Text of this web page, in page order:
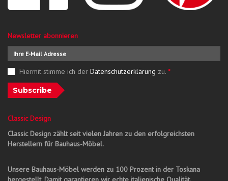
Newsletter abonnieren
Hiermit stimme ich der Datenschutzerklärung zu. *
Subscribe
Classic Design
Classic Design zählt seit vielen Jahren zu den erfolgreichsten
Herstellern für Bauhaus-Möbel.
Unsere Bauhaus-Möbel werden zu 100 Prozent in der Toskana